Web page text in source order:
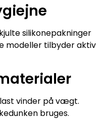
silikonepakninger
modeller tilbyder aktiv
vinder på vægt.
bruges.